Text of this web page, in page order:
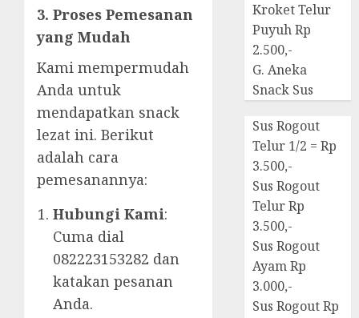
3. Proses Pemesanan
yang Mudah
Kami mempermudah
Anda untuk
mendapatkan snack
lezat ini. Berikut
adalah cara
pemesanannya:
Hubungi Kami:
Cuma dial
082223153282 dan
katakan pesanan
Anda.
Kroket Telur
Puyuh Rp
2.500,-
G. Aneka
Snack Sus
Sus Rogout
Telur 1/2 = Rp
3.500,-
Sus Rogout
Telur Rp
3.500,-
Sus Rogout
Ayam Rp
3.000,-
Sus Rogout Rp